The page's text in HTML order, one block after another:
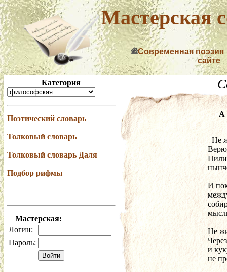
Мастерская
Современная поэзия
сайте
Категория
Поэтический словарь
Толковый словарь
Толковый словарь Даля
Подбор рифмы
Мастерская:
Логин:
Пароль:
А
И
Не
и
не